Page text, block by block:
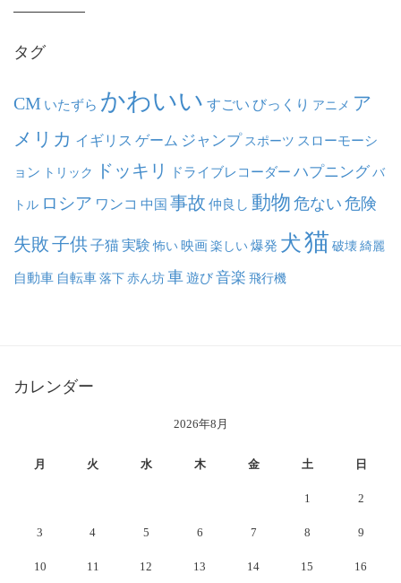
タグ
CM いたずら かわいい すごい びっくり アニメ ア
メリカ イギリス ゲーム ジャンプ スポーツ スローモーシ
ョン トリック ドッキリ ドライブレコーダー ハプニング バ
トル ロシア ワンコ 中国 事故 仲良し 動物 危ない 危険
失敗子供子猫実験 怖い映画楽しい爆発 犬猫 破壊綺麗
自動車 自転車落下赤ん坊車遊び音楽 飛行機
カレンダー
2026年8月
月 火 水 木 金 土 日
1 2
3 4 5 6 7 8 9
10 11 12 13 14 15 16